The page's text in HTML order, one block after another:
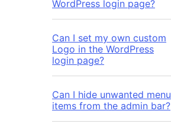
WordPress login page?
Can I set my own custom
Logo in the WordPress
login page?
Can I hide unwanted menu
items from the admin bar?